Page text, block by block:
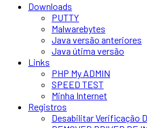
Downloads
PUTTY
Malwarebytes
Java versão anteriores
Java útima versão
Links
PHP My ADMIN
SPEED TEST
Minha Internet
Registros
Desabilitar Verificação